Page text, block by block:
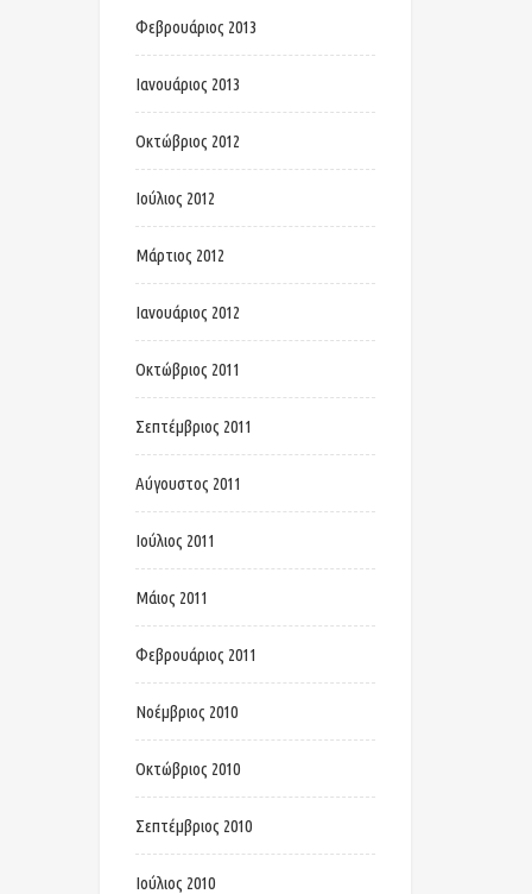
Φεβρουάριος 2013
Ιανουάριος 2013
Οκτώβριος 2012
Ιούλιος 2012
Μάρτιος 2012
Ιανουάριος 2012
Οκτώβριος 2011
Σεπτέμβριος 2011
Αύγουστος 2011
Ιούλιος 2011
Μάιος 2011
Φεβρουάριος 2011
Νοέμβριος 2010
Οκτώβριος 2010
Σεπτέμβριος 2010
Ιούλιος 2010